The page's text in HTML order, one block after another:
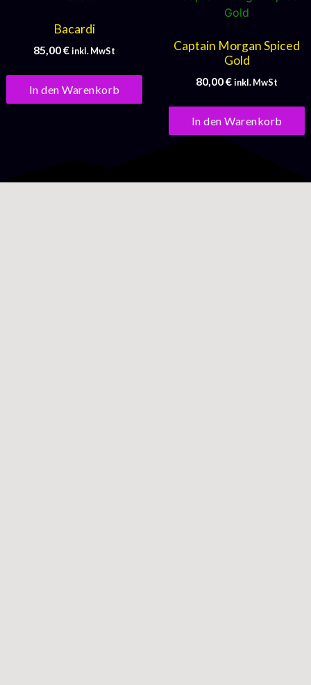
Bacardi
85,00€inkl. MwSt
In den Warenkorb
Captain Morgan Spiced
Gold
80,00€inkl. MwSt
In den Warenkorb